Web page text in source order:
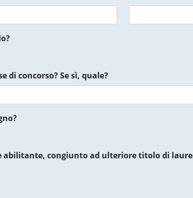
di concorso? Se sì, quale?
abilitante, congiunto ad ulteriore titolo di